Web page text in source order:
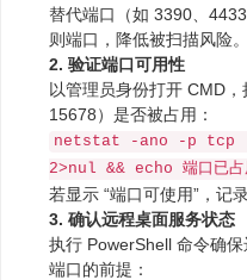
替代端口（如 3390、
则端口，降低被扫描风险。
2. 验证端口可用性
以管理员身份打开 CMD
15678）是否被占用：
netstat -ano -p tcp
2>nul && echo 端口已
若显示 “端口可使用”，记
3. 确认远程桌面服务状态
执行 PowerShell 命令确
端口的前提：